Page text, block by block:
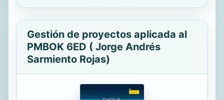
Gestión de proyectos aplicada al
PMBOK 6ED ( Jorge Andrés
Sarmiento Rojas)